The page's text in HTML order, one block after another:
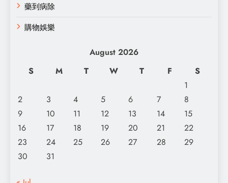
藥到病除
購物娛樂
August 2026
S
M T W T F
S
1
2
3 4 5 6 7
8
9
10 11 12 13 14
15
16
17 18 19 20 21
22
23
24 25 26 27 28
29
30
31